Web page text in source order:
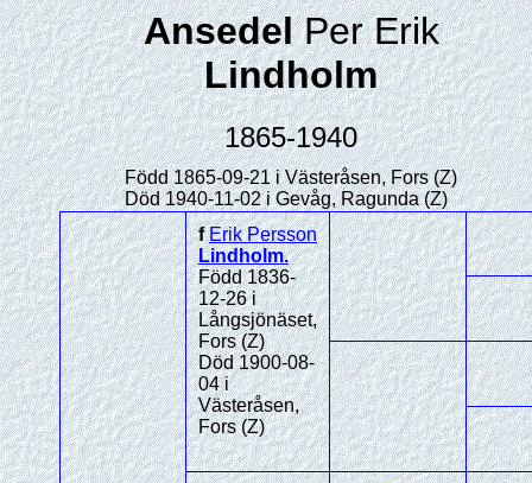
AnsedelPer Erik
Lindholm
1865-1940
Född 1865-09-21 i Västeråsen, Fors (Z)
Död 1940-11-02 i Gevåg, Ragunda (Z)
fErik Persson
Lindholm.
Född 1836-
12-26 i
Långsjönäset,
Fors (Z)
Död 1900-08-
04 i
Västeråsen,
Fors (Z)